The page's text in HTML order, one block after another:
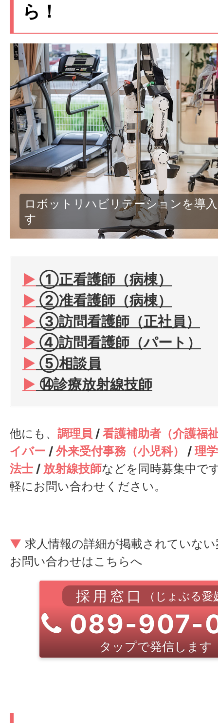
ら！
外来受付事務
▶︎ ①正看護師（病棟）
▶︎ ②准看護師（病棟）
▶︎ ③訪問看護師（正社員）
▶︎ ④訪問看護師（パート）
▶︎ ⑤相談員
▶︎ ⑭診療放射線技師
他にも、 調理員 / 看護補助者（介護福
イバー / 外来受付事務（小児科） / 理
法士 / 放射線技師などを同時募集中で
軽にお問い合わせください。
▼ 求人情報の詳細が掲載されていな
お問い合わせはこちらへ
採用窓口 （じょぶる愛
089-907-
タップで発信します